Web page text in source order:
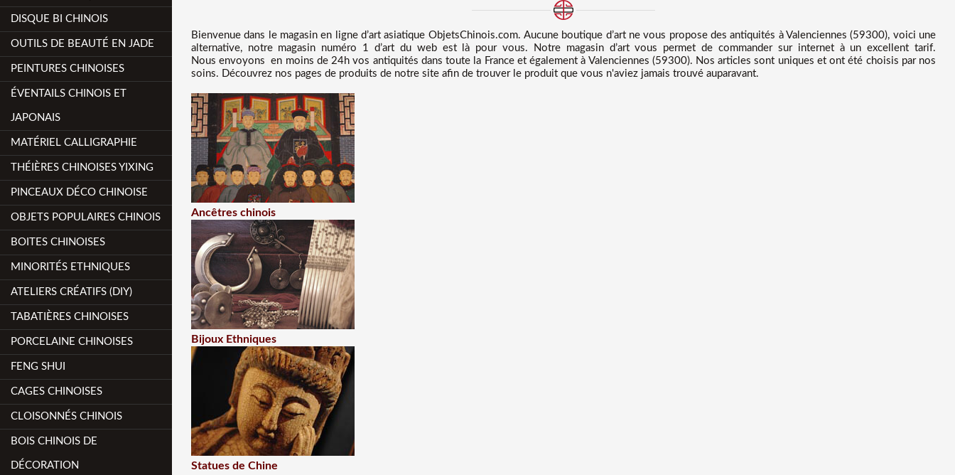
DISQUE BI CHINOIS
OUTILS DE BEAUTÉ EN JADE
PEINTURES CHINOISES
ÉVENTAILS CHINOIS ET
JAPONAIS
MATÉRIEL CALLIGRAPHIE
THÉIÈRES CHINOISES YIXING
PINCEAUX DÉCO CHINOISE
OBJETS POPULAIRES CHINOIS
BOITES CHINOISES
MINORITÉS ETHNIQUES
ATELIERS CRÉATIFS (DIY)
TABATIÈRES CHINOISES
PORCELAINE CHINOISES
FENG SHUI
CAGES CHINOISES
CLOISONNÉS CHINOIS
BOIS CHINOIS DE
DÉCORATION
Bienvenue dans le magasin en ligne d’art asiatique ObjetsChinois.com. Aucune boutique d’art ne vous propose desantiquités à Valenciennes (59300), voici une
alternative, notre magasin numéro 1 d’art du web est là pour vous. Notre magasin d’art vous permet de commander sur internet à un excellent tarif.
Nousenvoyons en moins de 24h vos antiquités dans toute la France et également à Valenciennes (59300). Nos articles sont uniques et ont été choisis par nos
soins. Découvrez nos pages de produits de notre site afin de trouver le produit que vous n'aviez jamais trouvé auparavant.
Ancêtres chinois
Bijoux Ethniques
Statues de Chine